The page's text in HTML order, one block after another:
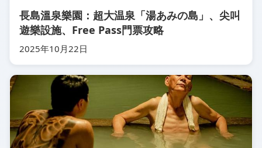
長島溫泉樂園：超大温泉「湯あみの島」、尖叫
遊樂設施、Free Pass門票攻略
2025年10月22日